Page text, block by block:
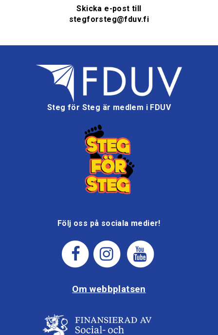
Skicka e-post till
stegforsteg@fduv.fi
Steg för Steg är medlem i FDUV
Följ oss på sociala medier!
Om webbplatsen